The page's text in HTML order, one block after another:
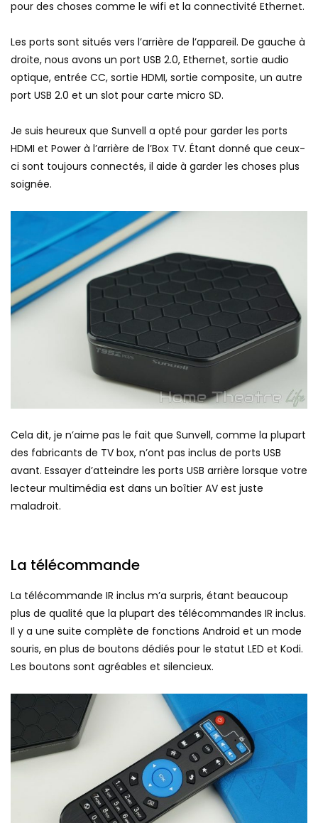
pour des choses comme le wifi et la connectivité Ethernet.
Les ports sont situés vers l’arrière de l’appareil. De gauche à
droite, nous avons un port USB 2.0, Ethernet, sortie audio
optique, entrée CC, sortie HDMI, sortie composite, un autre
port USB 2.0 et un slot pour carte micro SD.
Je suis heureux que Sunvell a opté pour garder les ports
HDMI et Power à l’arrière de l’Box TV. Étant donné que ceux-
ci sont toujours connectés, il aide à garder les choses plus
soignée.
Cela dit, je n’aime pas le fait que Sunvell, comme la plupart
des fabricants de TV box, n’ont pas inclus de ports USB
avant. Essayer d’atteindre les ports USB arrière lorsque votre
lecteur multimédia est dans un boîtier AV est juste
maladroit.
La télécommande
La télécommande IR inclus m’a surpris, étant beaucoup
plus de qualité que la plupart des télécommandes IR inclus.
Il y a une suite complète de fonctions Android et un mode
souris, en plus de boutons dédiés pour le statut LED et Kodi.
Les boutons sont agréables et silencieux.